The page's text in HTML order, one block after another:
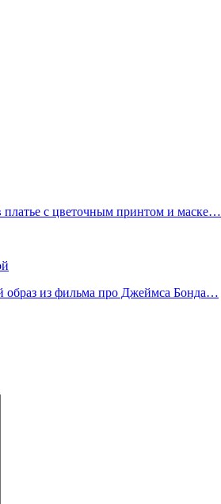
с цветочным принтом и маске…
образ из фильма про Джеймса Бонда…